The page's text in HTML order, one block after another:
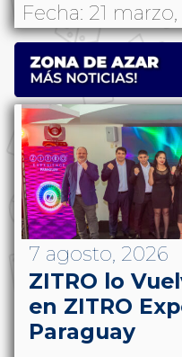
Fecha: 21 marzo,
7 agosto, 2026
ZITRO lo
en ZITRO
Paraguay